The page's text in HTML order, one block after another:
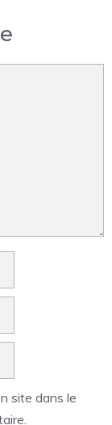
site dans le